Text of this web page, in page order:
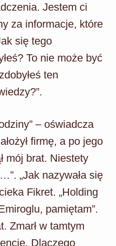
Jestem ci
za informacje, które
się tego
To nie może być
ten
– oświadcza
firmę, a po jego
mój brat. Niestety
„Jak nazywała się
Fikret. „Holding
pamiętam”.
Zmarł w tamtym
Dlaczego